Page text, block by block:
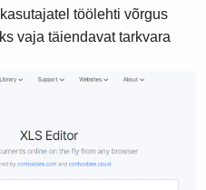
töölehti võrgus
vaja täiendavat tarkvara